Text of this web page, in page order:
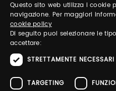
TUTORING &
Questo sito web utilizza i cookie
navigazione. Per maggiori
cookie policy
Di seguito puoi selezionare le
accettare:
STRETTAMENTE NECESSARI
TARGETING